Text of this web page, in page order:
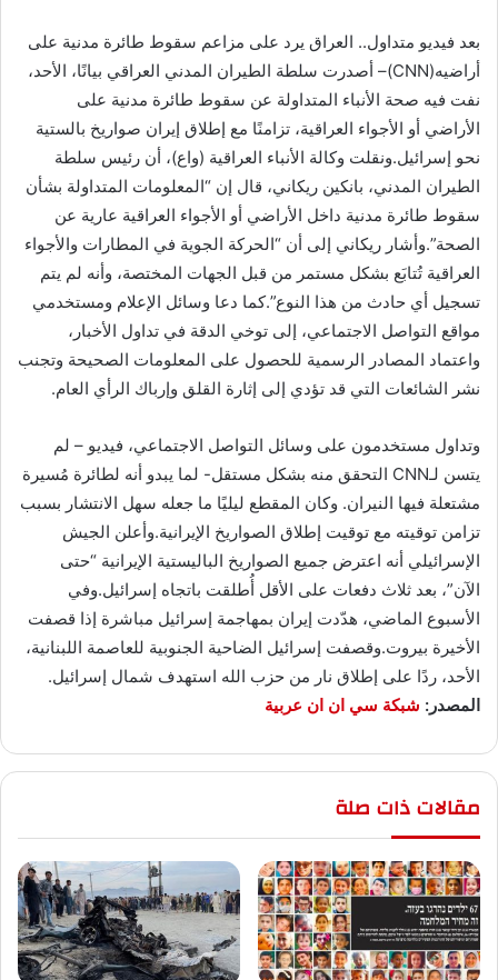
بعد فيديو متداول.. العراق يرد على مزاعم سقوط طائرة مدنية على
أراضيه(CNN)– أصدرت سلطة الطيران المدني العراقي بيانًا، الأحد،
نفت فيه صحة الأنباء المتداولة عن سقوط طائرة مدنية على
الأراضي أو الأجواء العراقية، تزامنًا مع إطلاق إيران صواريخ بالستية
نحو إسرائيل.ونقلت وكالة الأنباء العراقية (واع)، أن رئيس سلطة
الطيران المدني، بانكين ريكاني، قال إن “المعلومات المتداولة بشأن
سقوط طائرة مدنية داخل الأراضي أو الأجواء العراقية عارية عن
الصحة”.وأشار ريكاني إلى أن “الحركة الجوية في المطارات والأجواء
العراقية تُتابَع بشكل مستمر من قبل الجهات المختصة، وأنه لم يتم
تسجيل أي حادث من هذا النوع”.كما دعا وسائل الإعلام ومستخدمي
مواقع التواصل الاجتماعي، إلى توخي الدقة في تداول الأخبار،
واعتماد المصادر الرسمية للحصول على المعلومات الصحيحة وتجنب
نشر الشائعات التي قد تؤدي إلى إثارة القلق وإرباك الرأي العام.
وتداول مستخدمون على وسائل التواصل الاجتماعي، فيديو – لم
يتسن لـCNN التحقق منه بشكل مستقل- لما يبدو أنه لطائرة مُسيرة
مشتعلة فيها النيران. وكان المقطع ليليًا ما جعله سهل الانتشار بسبب
تزامن توقيته مع توقيت إطلاق الصواريخ الإيرانية.وأعلن الجيش
الإسرائيلي أنه اعترض جميع الصواريخ الباليستية الإيرانية “حتى
الآن”، بعد ثلاث دفعات على الأقل أُطلقت باتجاه إسرائيل.وفي
الأسبوع الماضي، هدّدت إيران بمهاجمة إسرائيل مباشرة إذا قصفت
الأخيرة بيروت.وقصفت إسرائيل الضاحية الجنوبية للعاصمة اللبنانية،
الأحد، ردًا على إطلاق نار من حزب الله استهدف شمال إسرائيل.
المصدر: شبكة سي ان ان عربية
مقالات ذات صلة